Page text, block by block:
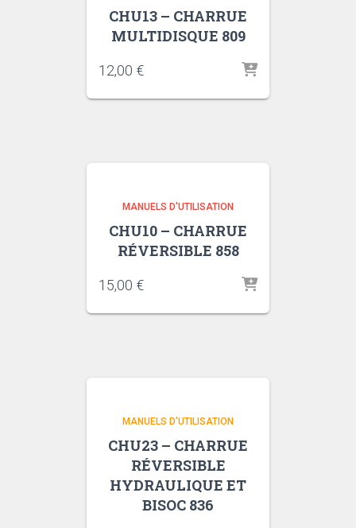
CHU13 – CHARRUE
MULTIDISQUE 809
12,00 €
MANUELS D'UTILISATION
CHU10 – CHARRUE
RÉVERSIBLE 858
15,00 €
MANUELS D'UTILISATION
CHU23 – CHARRUE
RÉVERSIBLE
HYDRAULIQUE ET
BISOC 836